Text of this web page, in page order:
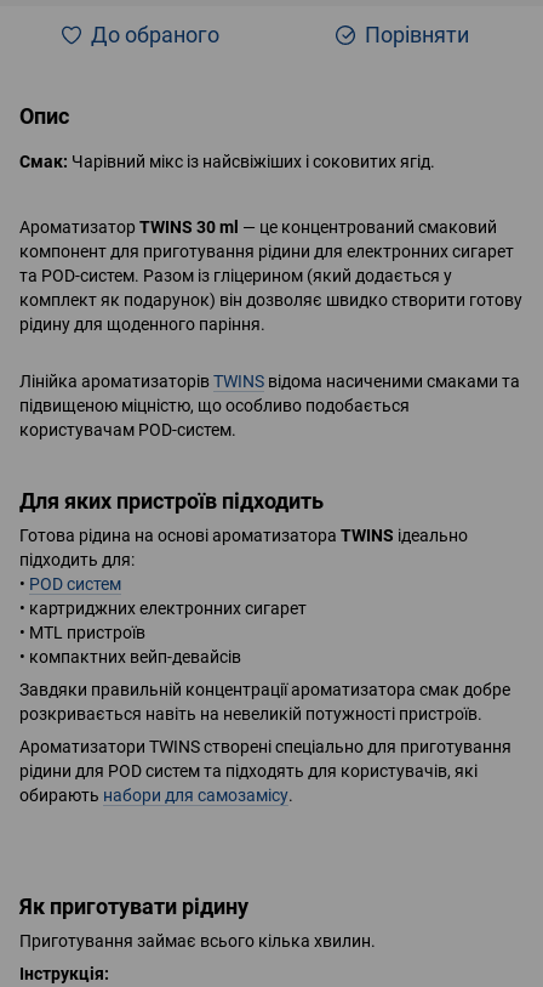
До обраного Порівняти
Опис
Смак: Чарівний мікс із найсвіжіших і соковитих ягід.
Ароматизатор TWINS 30 ml — це концентрований смаковий
компонент для приготування рідини для електронних сигарет
та POD-систем. Разом із гліцерином (який додається у
комплект як подарунок) він дозволяє швидко створити готову
рідину для щоденного паріння.
Лінійка ароматизаторівTWINS відома насиченими смаками та
підвищеною міцністю, що особливо подобається
користувачам POD-систем.
Для яких пристроїв підходить
Готова рідина на основі ароматизатора TWINS ідеально
підходить для:
• POD систем
• картриджних електронних сигарет
• MTL пристроїв
• компактних вейп-девайсів
Завдяки правильній концентрації ароматизатора смак добре
розкривається навіть на невеликій потужності пристроїв.
Ароматизатори TWINS створені спеціально для приготування
рідини для POD систем та підходять для користувачів, які
обирають набори для самозамісу.
Як приготувати рідину
Приготування займає всього кілька хвилин.
Інструкція: